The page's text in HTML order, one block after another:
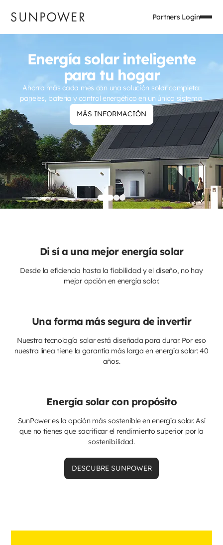
Partners Login
Energía solar inteligente
para tu hogar
Ahorra más cada mes con una solución solar completa:
paneles, batería y control energético en un único sistema.
MÁS INFORMACIÓN
Di sí a una mejor energía solar
Desde la eficiencia hasta la fiabilidad y el diseño, no hay
mejor opción en energía solar.
Una forma más segura de invertir
Nuestra tecnología solar está diseñada para durar. Por eso
nuestra línea tiene la garantía más larga en energía solar: 40
años.
Energía solar con propósito
SunPower es la opción más sostenible en energía solar. Así
que no tienes que sacrificar el rendimiento superior por la
sostenibilidad.
DESCUBRE SUNPOWER